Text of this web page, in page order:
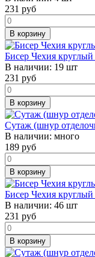
231 руб
В корзину
Бисер Чехия
В наличии: 19 шт
231 руб
В корзину
Сутаж (шнур
В наличии: много
189 руб
В корзину
Бисер Чехия
В наличии: 46 шт
231 руб
В корзину